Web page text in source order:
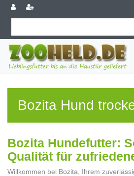
Bozita Hund
Bozita Hundefutter:
Qualität für
Willkommen bei Bozita, Ihrem